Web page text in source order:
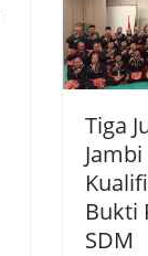
Tiga
Bukti
SDM